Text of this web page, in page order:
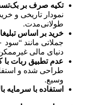
تکیه صرف بر
نمودار تاریخی و
طولانی‌مدت.
خرید بر اساس
دنیای مالی
عدم تطبیق ربات با
طراحی شده و
وسیع.
استفاده با سرمایه